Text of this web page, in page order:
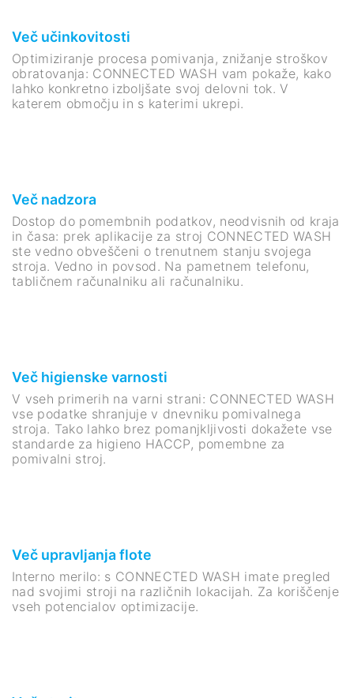
Več učinkovitosti
Optimiziranje procesa pomivanja, znižanje stroškov
obratovanja: CONNECTED WASH vam pokaže, kako
lahko konkretno izboljšate svoj delovni tok. V
katerem območju in s katerimi ukrepi.
Več nadzora
Dostop do pomembnih podatkov, neodvisnih od kraja
in časa: prek aplikacije za stroj CONNECTED WASH
ste vedno obveščeni o trenutnem stanju svojega
stroja. Vedno in povsod. Na pametnem telefonu,
tabličnem računalniku ali računalniku.
Več higienske varnosti
V vseh primerih na varni strani: CONNECTED WASH
vse podatke shranjuje v dnevniku pomivalnega
stroja. Tako lahko brez pomanjkljivosti dokažete vse
standarde za higieno HACCP, pomembne za
pomivalni stroj.
Več upravljanja flote
Interno merilo: s CONNECTED WASH imate pregled
nad svojimi stroji na različnih lokacijah. Za koriščenje
vseh potencialov optimizacije.